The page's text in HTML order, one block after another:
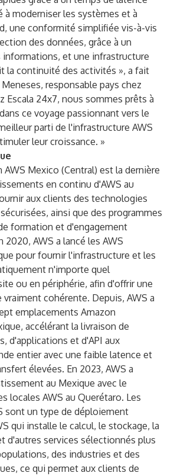
à moderniser les systèmes et à
une conformité simplifiée vis-à-vis
des données, grâce à un
informations, et une infrastructure
la continuité des activités », a fait
responsable pays chez
Escala 24x7, nous sommes prêts à
ce voyage passionnant vers le
parti de l'infrastructure AWS
leur croissance. »
AWS Mexico (Central) est la dernière
en continu d'AWS au
aux clients des technologies
ainsi que des programmes
formation et d'engagement
2020, AWS a lancé les AWS
pour fournir l'infrastructure et les
n'importe quel
ou en périphérie, afin d'offrir une
vraiment cohérente. Depuis, AWS a
emplacements Amazon
accélérant la livraison de
d'applications et d'API aux
entier avec une faible latence et
élevées. En 2023, AWS a
au Mexique avec le
locales AWS au Querétaro. Les
sont un type de déploiement
qui installe le calcul, le stockage, la
d'autres services sélectionnés plus
des industries et des
ce qui permet aux clients de